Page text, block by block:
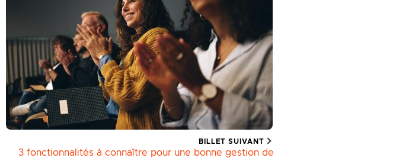
BILLET SUIVANT
3 fonctionnalités à connaître pour une bonne gestion de